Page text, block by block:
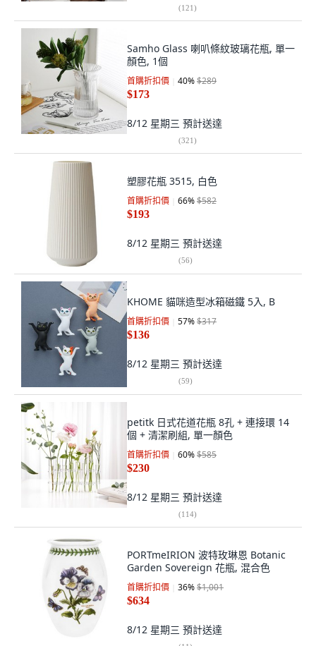
(121)
Samho Glass 喇叭條紋玻璃花瓶, 單一
顏色, 1個
首購折扣價 40%$289
$173
8/12 星期三 預計送達
(321)
塑膠花瓶 3515, 白色
首購折扣價 66%$582
$193
8/12 星期三 預計送達
(56)
KHOME 貓咪造型冰箱磁鐵 5入, B
首購折扣價 57%$317
$136
8/12 星期三 預計送達
(59)
petitk 日式花道花瓶 8孔 + 連接環 14
個 + 清潔刷組, 單一顏色
首購折扣價 60%$585
$230
8/12 星期三 預計送達
(114)
PORTmeIRION 波特玫琳恩 Botanic
Garden Sovereign 花瓶, 混合色
首購折扣價 36%$1,001
$634
8/12 星期三 預計送達